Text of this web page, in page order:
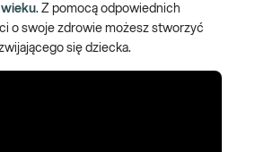
wieku. Z pomocą odpowiednich
o swoje zdrowie możesz stworzyć
się dziecka.